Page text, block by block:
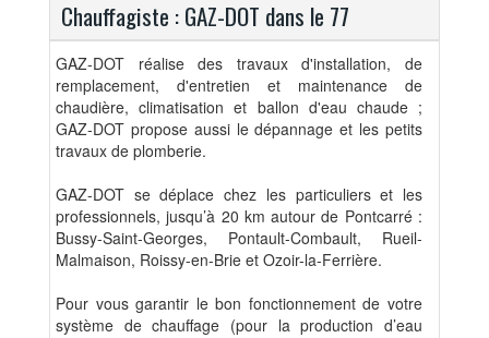
Chauffagiste : GAZ-DOT dans le 77
GAZ-DOT réalise des travaux d'installation, de
remplacement, d'entretien et maintenance de
chaudière, climatisation et ballon d'eau chaude ;
GAZ-DOT propose aussi le dépannage et les petits
travaux de plomberie.
GAZ-DOT se déplace chez les particuliers et les
professionnels, jusqu’à 20 km autour de Pontcarré :
Bussy-Saint-Georges, Pontault-Combault, Rueil-
Malmaison, Roissy-en-Brie et Ozoir-la-Ferrière.
Pour vous garantir le bon fonctionnement de votre
système de chauffage (pour la production d’eau